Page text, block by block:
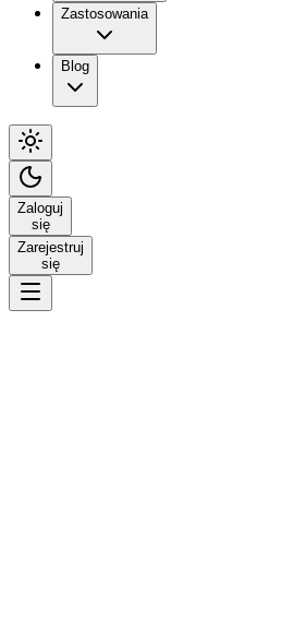
Zastosowania
Blog
Zaloguj
się
Zarejestruj
się